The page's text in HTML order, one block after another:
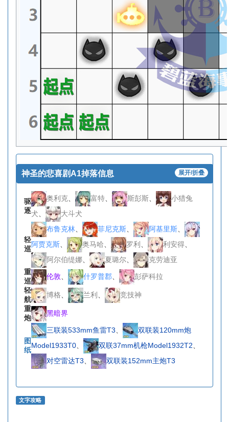
神圣的悲喜剧A1掉落信息 展开/折叠
驱
逐
奥利克 富特 斯彭斯
小猎兔
犬
大斗犬
轻
巡
布鲁克林 菲尼克斯 阿基里斯
阿贾克斯
奥马哈 罗利 利安得
阿尔伯缇娜
夏璐尔
克劳迪亚
重
巡
伦敦 什罗普郡
彭萨科拉
轻
航
博格 兰利
竞技神
重
炮
黑暗界
图
纸
三联装533mm鱼雷T3
双联装120mm炮
Model1933T0
双联37mm机枪Model1932T2
对空雷达T3
双联装152mm主炮T3
文字攻略